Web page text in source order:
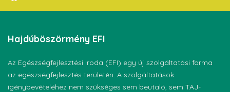
Hajdúböszörmény EFI
Az Egészségfejlesztési Iroda (EFI) egy új szolgáltatási forma
az egészségfejlesztés területén. A szolgáltatások
igénybevételéhez nem szükséges sem beutaló, sem TAJ-